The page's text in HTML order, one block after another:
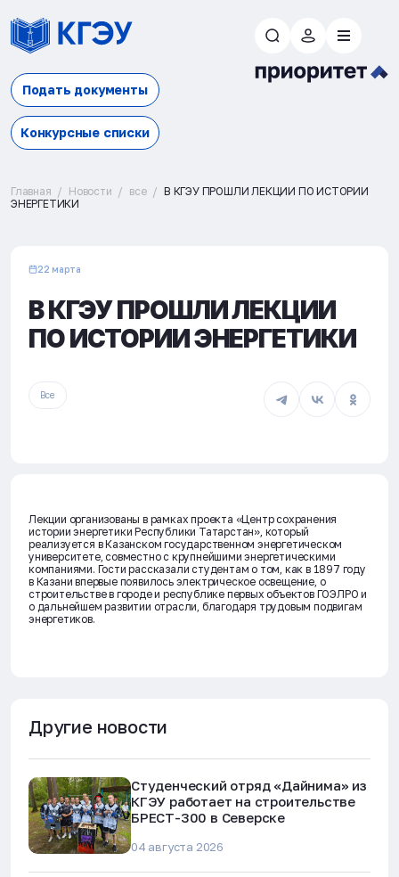
Подать документы
Конкурсные списки
Главная Новости все
В КГЭУ ПРОШЛИ ЛЕКЦИИ ПО ИСТОРИИ
ЭНЕРГЕТИКИ
22 марта
В КГЭУ ПРОШЛИ ЛЕКЦИИ
ПО ИСТОРИИ ЭНЕРГЕТИКИ
Все
Лекции организованы в рамках проекта «Центр сохранения
истории энергетики Республики Татарстан», который
реализуется в Казанском государственном энергетическом
университете, совместно с крупнейшими энергетическими
компаниями. Гости рассказали студентам о том, как в 1897 году
в Казани впервые появилось электрическое освещение, о
строительстве в городе и республике первых объектов ГОЭЛРО и
о дальнейшем развитии отрасли, благодаря трудовым подвигам
энергетиков.
Другие новости
Студенческий отряд «Дайнима» из
КГЭУ работает на строительстве
БРЕСТ-300 в Северске
04 августа 2026